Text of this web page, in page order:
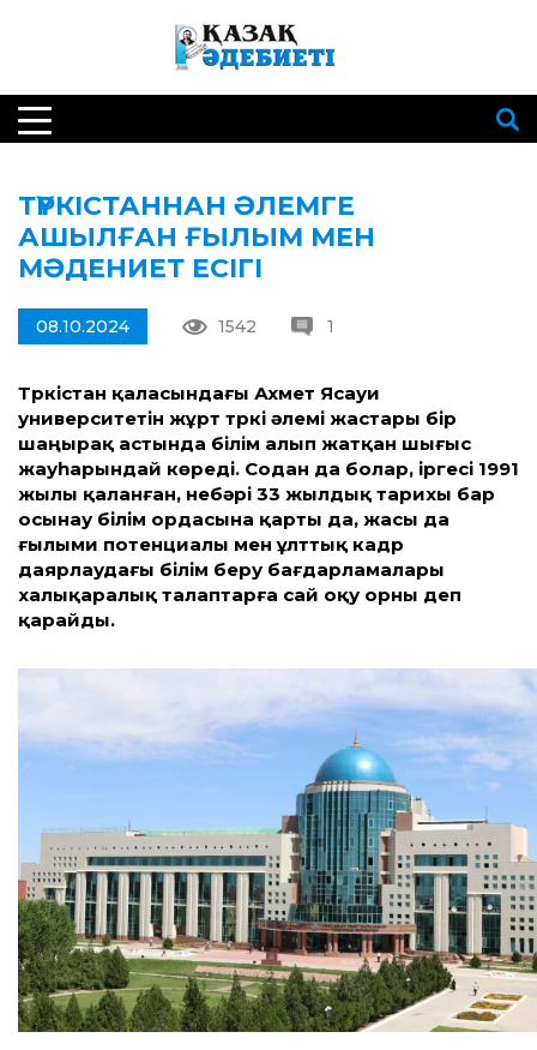
ТҮРКІСТАННАН ӘЛЕМГЕ
АШЫЛҒАН ҒЫЛЫМ МЕН
МӘДЕНИЕТ ЕСІГІ
08.10.2024 1542 1
Түркістан қаласындағы Ахмет Ясауи
университетін жұрт түркі әлемі жастары бір
шаңырақ астында білім алып жатқан шығыс
жауһарындай көреді. Содан да болар, іргесі 1991
жылы қаланған, небәрі 33 жылдық тарихы бар
осынау білім ордасына қарты да, жасы да
ғылыми потенциалы мен ұлт­тық кадр
даярлаудағы білім беру бағдарламалары
халықаралық талаптарға сай оқу орны деп
қарайды.